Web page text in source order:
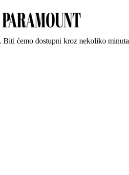
Biti ćemo dostupni kroz nekoliko minuta